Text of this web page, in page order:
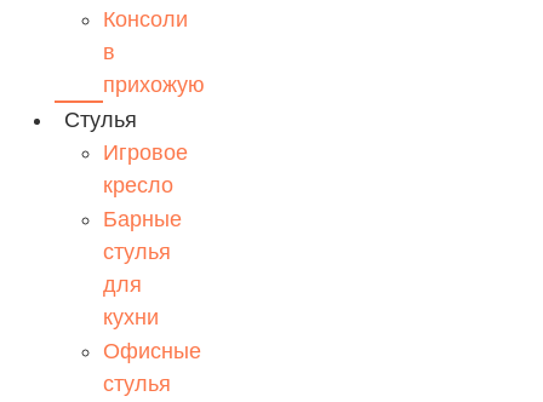
Консоли
в
прихожую
Стулья
Игровое
кресло
Барные
стулья
для
кухни
Офисные
стулья